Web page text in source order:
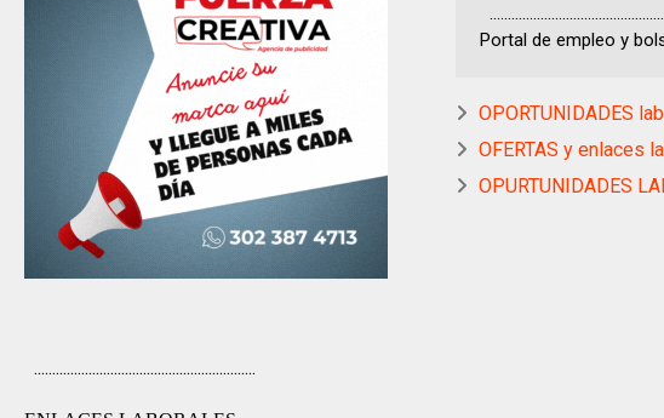
Portal de empleo y
OPORTUNIDADES
OFERTAS y enlaces
OPURTUNIDADES
.............................................................